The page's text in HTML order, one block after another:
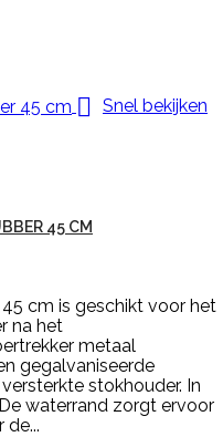
 Snel bekijken
45 CM
cm is geschikt voor het
na het
metaal
gegalvaniseerde
stokhouder. In
waterrand zorgt ervoor